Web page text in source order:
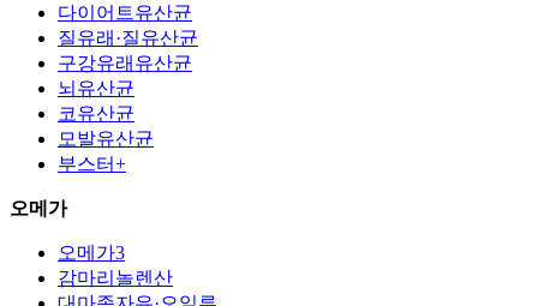
다이어트유산균
질유래·질유산균
구강유래유산균
뇌유산균
코유산균
모발유산균
부스터+
오메가
오메가3
감마리놀렌산